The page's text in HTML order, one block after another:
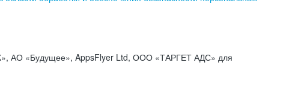
АО «Будущее», AppsFlyer Ltd, ООО «ТАРГЕТ АДС» для